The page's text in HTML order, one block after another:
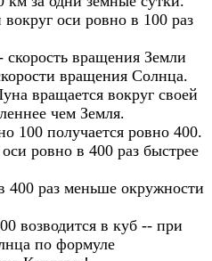
оси ровно в 100 раз
вращения Земли
вращения Солнца.
вращается вокруг своей
чем Земля.
100 получается ровно 400.
ровно в 400 раз быстрее
раз меньше окружности
в куб -- при
по формуле